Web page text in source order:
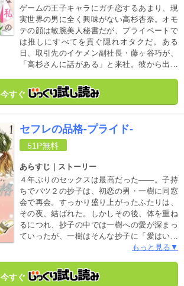
ゲームの王子キャラにガチ恋するあまり、現
実世界の男に全く興味がない高杉杏奈。オモ
テの顔は敏腕美人秘書だが、プライベートで
は推しにすべてを貢ぐ隠れオタクだ。ある
日、取引先のイケメン副社長・藤ヶ谷巧が、
「高杉さんに話がある」と来社。彼から出て
発言と、「契約内容」が書かれた紙で……!?
打算と利害でつながる二人の、契約結婚ラブ
今すぐ
セフレの品格-プライド-
51P無料
あらすじ｜ストーリー
４年ぶりのセックスは最高だった――。子持
ちでバツ２の抄子は、初恋の男・一樹に同窓
会で再会。すっかり盛り上がったふたりは、
その夜、結ばれた。しかしその後、体を重ね
るにつれ、抄子の中では一樹への愛が深まっ
ていったが、一樹はそんな抄子に「愛はいら
ない、体の関係だけでいい！」と、セフレと
子は、別れを決意するのだが…。大人の男女
の性と恋を真摯に描く、渾身の意欲作！
もっと見る▼
今すぐ